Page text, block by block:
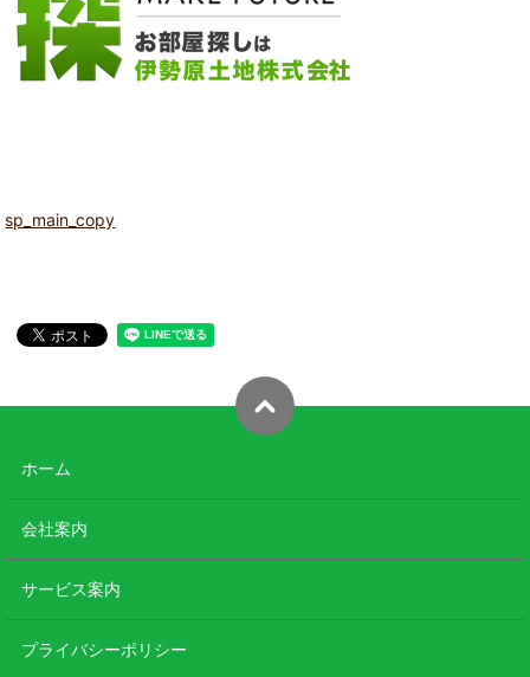
sp_main_copy
ホーム
会社案内
サービス案内
プライバシーポリシー